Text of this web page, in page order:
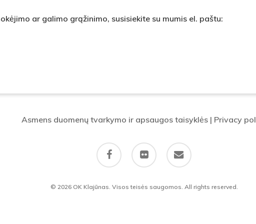
ar galimo grąžinimo, susisiekite su mumis el. paštu:
Asmens duomenų tvarkymo ir apsaugos taisyklės | Privacy
facebook flickr email
© 2026 OK Klajūnas. Visos teisės saugomos. All rights reserved.